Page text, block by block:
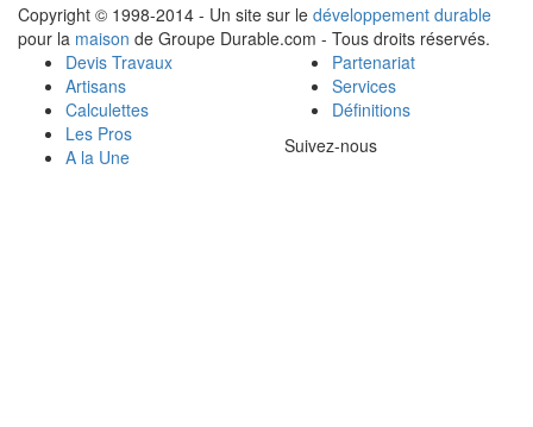
Copyright © 1998-2014 - Un site sur le développement durable
pour la maison de Groupe Durable.com - Tous droits réservés.
Devis Travaux
Artisans
Calculettes
Les Pros
A la Une
Partenariat
Services
Définitions
Suivez-nous